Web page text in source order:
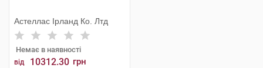
Астеллас Ірланд Ко. Лтд
Немає в наявності
від 10312.30 грн